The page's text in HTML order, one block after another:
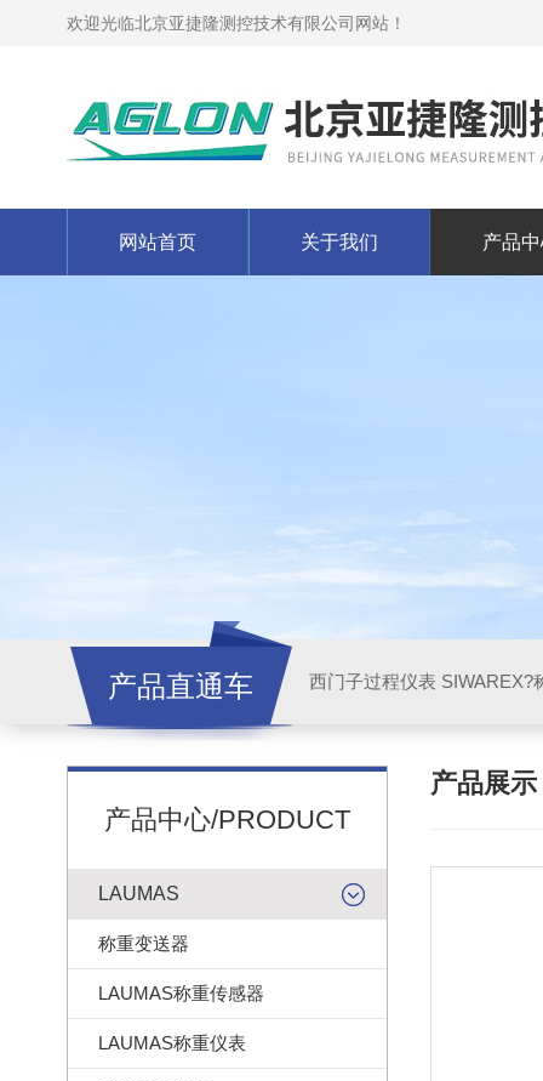
欢迎光临北京亚捷隆测控技术有限公司网站！
网站首页 关于我们 产品
产品直通车 西门子过程仪表 SIWAREX?
产品中心/PRODUCT
LAUMAS
称重变送器
LAUMAS称重传感器
LAUMAS称重仪表
产品展示